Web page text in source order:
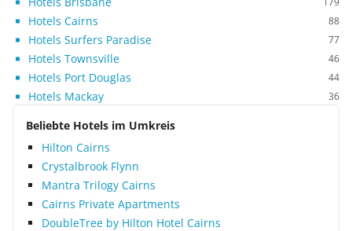
Hotels Cairns 88
Hotels Surfers Paradise 77
Hotels Townsville 46
Hotels Port Douglas 44
Hotels Mackay 36
Beliebte Hotels im Umkreis
Hilton Cairns
Crystalbrook Flynn
Mantra Trilogy Cairns
Cairns Private Apartments
DoubleTree by Hilton Hotel Cairns